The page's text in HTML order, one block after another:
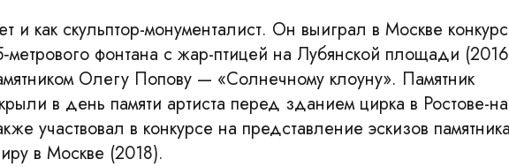
и как скульптор-монументалист. Он выиграл в Москве конкурс
фонтана с жар-птицей на Лубянской площади
Олегу Попову — «Солнечному клоуну». Памятник
в день памяти артиста перед зданием цирка в Ростове-
участвовал в конкурсе на представление эскизов памятника
в Москве (2018).